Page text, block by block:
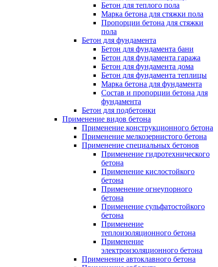
Бетон для теплого пола
Марка бетона для стяжки пола
Пропорции бетона для стяжки
пола
Бетон для фундамента
Бетон для фундамента бани
Бетон для фундамента гаража
Бетон для фундамента дома
Бетон для фундамента теплицы
Марка бетона для фундамента
Состав и пропорции бетона для
фундамента
Бетон для подбетонки
Применение видов бетона
Применение конструкционного бетона
Применение мелкозернистого бетона
Применение специальных бетонов
Применение гидротехнического
бетона
Применение кислостойкого
бетона
Применение огнеупорного
бетона
Применение сульфатостойкого
бетона
Применение
теплоизоляционного бетона
Применение
электроизоляционного бетона
Применение автоклавного бетона